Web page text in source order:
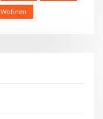
Wohnen